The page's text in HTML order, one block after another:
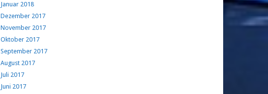
Januar 2018
Dezember 2017
November 2017
Oktober 2017
September 2017
August 2017
Juli 2017
Juni 2017